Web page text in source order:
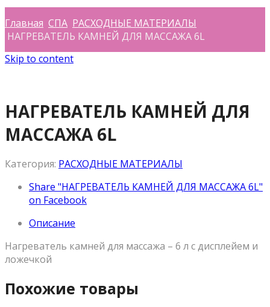
Главная СПА РАСХОДНЫЕ МАТЕРИАЛЫ
НАГРЕВАТЕЛЬ КАМНЕЙ ДЛЯ МАССАЖА 6L
Skip to content
НАГРЕВАТЕЛЬ КАМНЕЙ ДЛЯ
МАССАЖА 6L
Категория: РАСХОДНЫЕ МАТЕРИАЛЫ
Share "НАГРЕВАТЕЛЬ КАМНЕЙ ДЛЯ МАССАЖА 6L"
on Facebook
Описание
Нагреватель камней для массажа – 6 л с дисплейем и
ложечкой
Похожие товары